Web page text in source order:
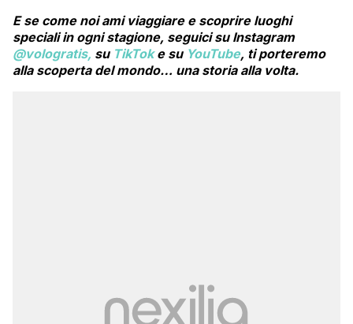
E se come noi ami viaggiare e scoprire luoghi
speciali in ogni stagione, seguici su Instagram
@vologratis, su TikToke su YouTube, ti porteremo
alla scoperta del mondo… una storia alla volta.